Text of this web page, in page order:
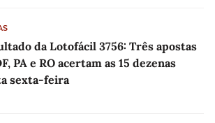
da Lotofácil 3756: Três apostas
PA e RO acertam as 15 dezenas
sexta-feira